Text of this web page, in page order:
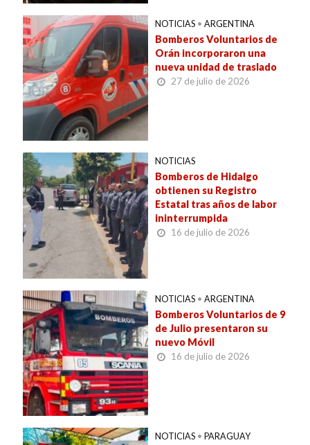
NOTICIAS • ARGENTINA
Bomberos Voluntarios de
Orán incorporaron una
nueva unidad de traslado
27 de julio de 2026
NOTICIAS
Bomberos de Hidalgo
obtienen su Registro
Estatal tras años de labor
ininterrumpida
16 de julio de 2026
NOTICIAS • ARGENTINA
Bomberos Voluntarios de 9
de Julio presentaron su
nuevo Móvil
16 de julio de 2026
NOTICIAS • PARAGUAY